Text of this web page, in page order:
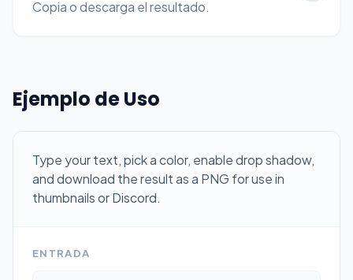
Copia o descarga el resultado.
Ejemplo de Uso
Type your text, pick a color, enable drop shadow,
and download the result as a PNG for use in
thumbnails or Discord.
ENTRADA